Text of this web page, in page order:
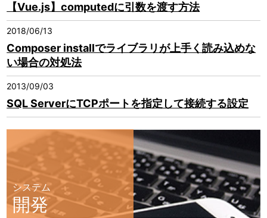
【Vue.js】computedに引数を渡す方法
2018/06/13
Composer installでライブラリが上手く読み込めな
い場合の対処法
2013/09/03
SQL ServerにTCPポートを指定して接続する設定
システム
開発